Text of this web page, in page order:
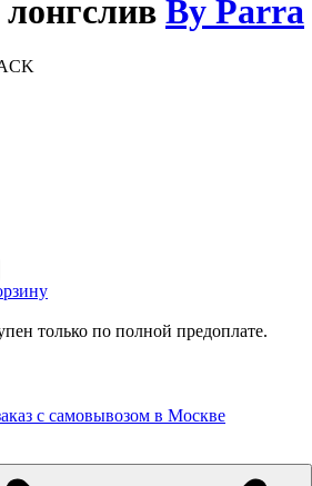
By Parra
только по полной предоплате.
с самовывозом в Москве